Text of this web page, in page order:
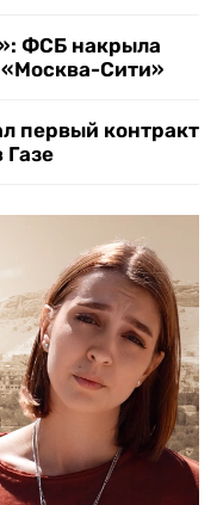
ФСБ накрыла
Сити»
первый контракт
Газе